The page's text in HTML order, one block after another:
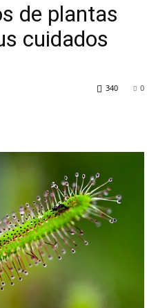
de plantas
cuidados
0
340